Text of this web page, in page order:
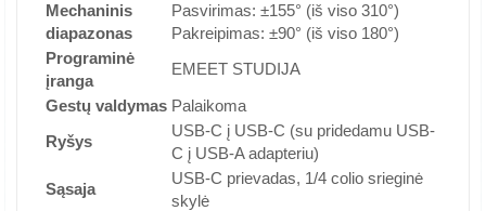
Mechaninis
diapazonas
Pasvirimas: ±155° (iš viso 310°)
Pakreipimas: ±90° (iš viso 180°)
Programinė
įranga
EMEET STUDIJA
Gestų valdymas Palaikoma
Ryšys
USB-C į USB-C (su pridedamu USB-
C į USB-A adapteriu)
Sąsaja
USB-C prievadas, 1/4 colio srieginė
skylė